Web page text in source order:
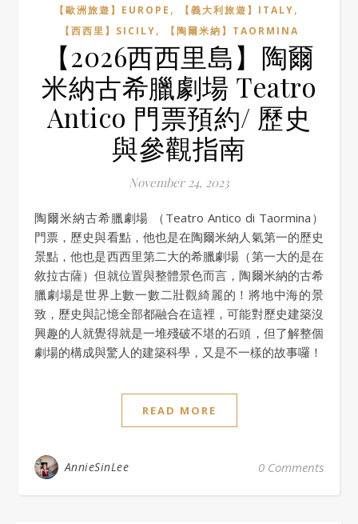
【歐洲旅遊】EUROPE , 【義大利旅遊】ITALY,
【西西里】SICILY, 【陶爾米納】TAORMINA
【2026西西里島】陶爾
米納古希臘劇場 Teatro
Antico 門票預約/ 歷史
與參觀指南
November 24, 2023
陶爾米納古希臘劇場 （Teatro Antico di Taormina）
門票，歷史與看點，他也是在陶爾米納人氣第一的歷史
景點，他也是西西里第二大的希臘劇場（第一大的是在
敘拉古薩）但就位置與整體景色而言，陶爾米納的古希
臘劇場是世界上數一數二壯觀綺麗的！將地中海的景
致，歷史與記憶全部都融合在這裡，可能對歷史建築沒
興趣的人就覺得就是一堆殘破不堪的石頭，但了解整個
劇場的構成與驚人的建築科學，又是不一樣的故事囉！
READ MORE
AnnieSinLee 0 Comments